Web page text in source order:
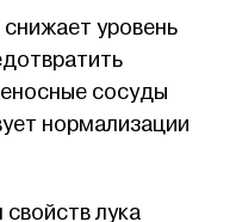
уровень
сосуды
нормализации
лука